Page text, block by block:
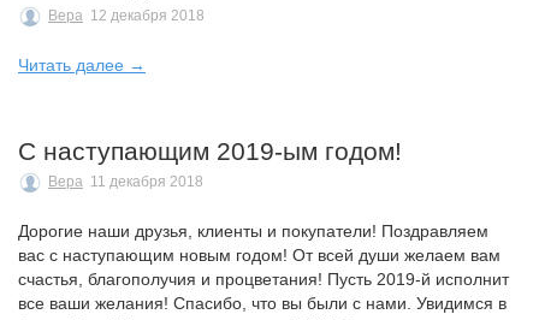
Вера 12 декабря 2018
Читать далее →
С наступающим 2019-ым годом!
Вера 11 декабря 2018
Дорогие наши друзья, клиенты и покупатели! Поздравляем
вас с наступающим новым годом! От всей души желаем вам
счастья, благополучия и процветания! Пусть 2019-й исполнит
все ваши желания! Спасибо, что вы были с нами. Увидимся в